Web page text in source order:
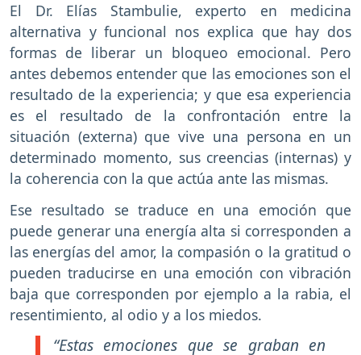
El Dr. Elías Stambulie, experto en medicina
alternativa y funcional nos explica que hay dos
formas de liberar un bloqueo emocional. Pero
antes debemos entender que las emociones son el
resultado de la experiencia; y que esa experiencia
es el resultado de la confrontación entre la
situación (externa) que vive una persona en un
determinado momento, sus creencias (internas) y
la coherencia con la que actúa ante las mismas.
Ese resultado se traduce en una emoción que
puede generar una energía alta si corresponden a
las energías del amor, la compasión o la gratitud o
pueden traducirse en una emoción con vibración
baja que corresponden por ejemplo a la rabia, el
resentimiento, al odio y a los miedos.
“Estas emociones que se graban en